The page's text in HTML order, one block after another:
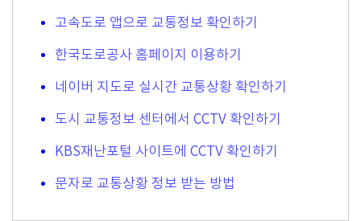
고속도로 앱으로 교통정보 확인하기
한국도로공사 홈페이지 이용하기
네이버 지도로 실시간 교통상황 확인하기
도시 교통정보 센터에서 CCTV 확인하기
KBS재난포털 사이트에 CCTV 확인하기
문자로 교통상황 정보 받는 방법